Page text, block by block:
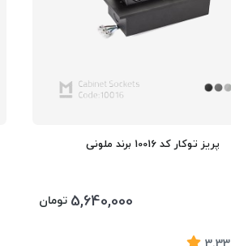
پریز توکار کد 10016 برند ملونی
5,640,000 تومان